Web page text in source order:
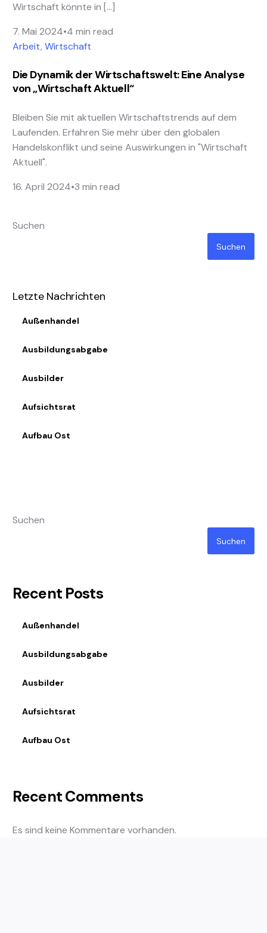
Wirtschaft könnte in […]
7. Mai 2024 4 min read
Arbeit,Wirtschaft
Die Dynamik der Wirtschaftswelt: Eine Analyse
von „Wirtschaft Aktuell“
Bleiben Sie mit aktuellen Wirtschaftstrends auf dem
Laufenden. Erfahren Sie mehr über den globalen
Handelskonflikt und seine Auswirkungen in "Wirtschaft
Aktuell".
16. April 2024 3 min read
Suchen
Suchen
Letzte Nachrichten
Außenhandel
Ausbildungsabgabe
Ausbilder
Aufsichtsrat
Aufbau Ost
Suchen
Suchen
Recent Posts
Außenhandel
Ausbildungsabgabe
Ausbilder
Aufsichtsrat
Aufbau Ost
Recent Comments
Es sind keine Kommentare vorhanden.